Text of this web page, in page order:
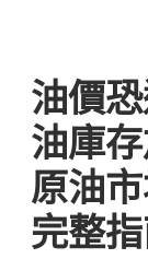
油價
油庫
原油
完整